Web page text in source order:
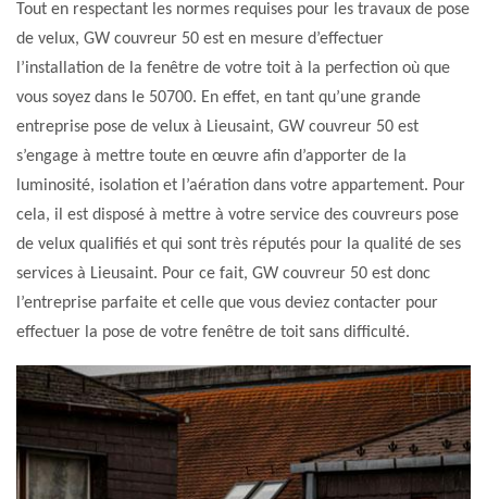
Tout en respectant les normes requises pour les travaux de pose
de velux, GW couvreur 50 est en mesure d’effectuer
l’installation de la fenêtre de votre toit à la perfection où que
vous soyez dans le 50700. En effet, en tant qu’une grande
entreprise pose de velux à Lieusaint, GW couvreur 50 est
s’engage à mettre toute en œuvre afin d’apporter de la
luminosité, isolation et l’aération dans votre appartement. Pour
cela, il est disposé à mettre à votre service des couvreurs pose
de velux qualifiés et qui sont très réputés pour la qualité de ses
services à Lieusaint. Pour ce fait, GW couvreur 50 est donc
l’entreprise parfaite et celle que vous deviez contacter pour
effectuer la pose de votre fenêtre de toit sans difficulté.